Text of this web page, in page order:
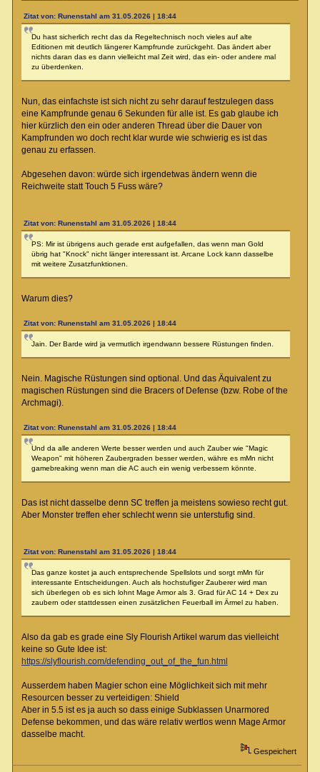
Zitat von: Runenstahl am 31.05.2026 | 18:44
Du hast sicherlich recht das da Regeltechnisch noch vieles auf alte
Editionen mit deutlich längerer Kampfrunde zurückgeht. Das ändert aber
nichts daran das es dann vielleicht mal Zeit wird, das ein- oder andere mal
zu überdenken.
Nun, das einfachste ist sich nicht zu sehr darauf festzulegen dass
eine Kampfrunde genau 6 Sekunden für alle ist. Es gab glaube ich
hier kürzlich den ein oder anderen Thread über die Dauer von
Kampfrunden wo doch recht klar wurde wie schwierig es ist das
genau zu erfassen.
Abgesehen davon: würde sich irgendetwas ändern wenn die
Reichweite statt Touch 5 Fuss wäre?
Zitat von: Runenstahl am 31.05.2026 | 18:44
PS: Mir ist übrigens auch gerade erst aufgefallen, das wenn man Gold
übrig hat "Knock" nicht länger interessant ist. Arcane Lock kann dasselbe
mit weitere Zusatzfunktionen.
Warum dies?
Zitat von: Runenstahl am 31.05.2026 | 18:44
Jain. Der Barde wird ja vermutlich irgendwann bessere Rüstungen finden.
Nein. Magische Rüstungen sind optional. Und das Äquivalent zu
magischen Rüstungen sind die Bracers of Defense (bzw. Robe of the
Archmagi).
Zitat von: Runenstahl am 31.05.2026 | 18:44
Und da alle anderen Werte besser werden und auch Zauber wie "Magic
Weapon" mit höheren Zaubergraden besser werden, währe es mMn nicht
gamebreaking wenn man die AC auch ein wenig verbessern könnte.
Das ist nicht dasselbe denn SC treffen ja meistens sowieso recht gut.
Aber Monster treffen eher schlecht wenn sie unterstufig sind.
Zitat von: Runenstahl am 31.05.2026 | 18:44
Das ganze kostet ja auch entsprechende Spellslots und sorgt mMn für
interessante Entscheidungen. Auch als hochstufiger Zauberer wird man
sich überlegen ob es sich lohnt Mage Armor als 3. Grad für AC 14 + Dex zu
zaubern oder stattdessen einen zusätzlichen Feuerball im Ärmel zu haben.
Also da gab es grade eine Sly Flourish Artikel warum das vielleicht
keine so Gute Idee ist:
https://slyflourish.com/defending_out_of_the_fun.html
Ausserdem haben Magier schon eine Möglichkeit sich mit mehr
Resourcen besser zu verteidigen: Shield
Aber in 5.5 ist es ja auch so dass einige Subklassen Unarmored
Defense bekommen, und das wäre relativ wertlos wenn Mage Armor
dasselbe macht.
Gespeichert